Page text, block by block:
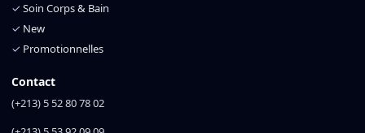
✓ Soin Corps & Bain
✓ New
✓ Promotionnelles
Contact
(+213) 5 52 80 78 02